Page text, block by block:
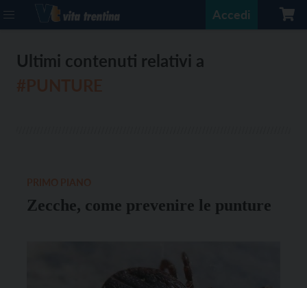
Accedi
Ultimi contenuti relativi a
Zecche, come prevenire le punture